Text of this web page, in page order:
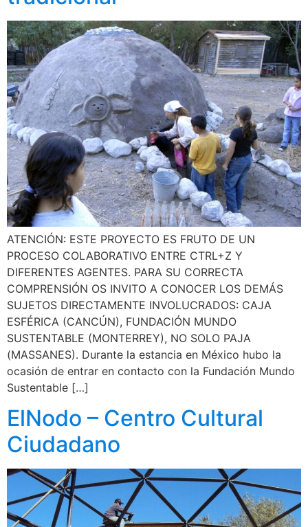
ATENCIÓN: ESTE PROYECTO ES FRUTO DE UN
PROCESO COLABORATIVO ENTRE CTRL+Z Y
DIFERENTES AGENTES. PARA SU CORRECTA
COMPRENSIÓN OS INVITO A CONOCER LOS DEMÁS
SUJETOS DIRECTAMENTE INVOLUCRADOS: CAJA
ESFÉRICA (CANCÚN), FUNDACIÓN MUNDO
SUSTENTABLE (MONTERREY), NO SOLO PAJA
(MASSANES). Durante la estancia en México hubo la
ocasión de entrar en contacto con la Fundación Mundo
Sustentable […]
ElNodo – Centro Cultural
Ciudadano